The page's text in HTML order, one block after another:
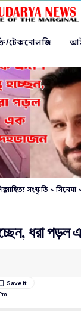
টেকনোলজি
সাহিত্য সংস্কৃতি >সিনেমা>
ধরা পড়ল